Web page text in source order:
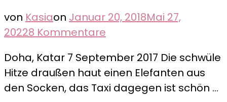
von Kasiaon Januar 20, 2018Mai 27,
20228 Kommentare
Skyline
von
Doha
Doha, Katar 7 September 2017 Die schwüle
Hitze draußen haut einen Elefanten aus
den Socken, das Taxi dagegen ist schön …